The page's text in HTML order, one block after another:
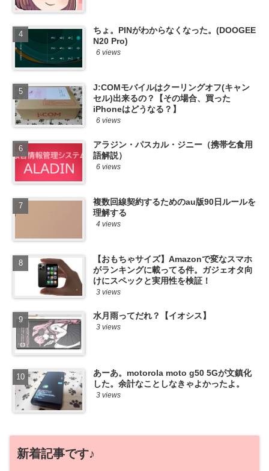
ちょ。PINがわからなくなった。(DOOGEE
N20 Pro)
6 views
J:COMモバイルはクーリングオフ(キャン
セル)出来るの？【その場合、買った
iPhoneはどうなる？】
6 views
アラジン・パスカル・ジニー（携帯乞食用
語解説）
6 views
複数回線契約するためのau版90日ルールを
理解する
4 views
【おもちゃサイズ】Amazonで変なスマホ
がランキングに載ってる件。ガジェオタ向
けにスペックと実用性を検証！
3 views
水月雨ってだれ？【イオシス】
3 views
あーあ。motorola moto g50 5Gが文鎮化
した。余計なことしなきゃよかったよ。
3 views
新着記事です♪